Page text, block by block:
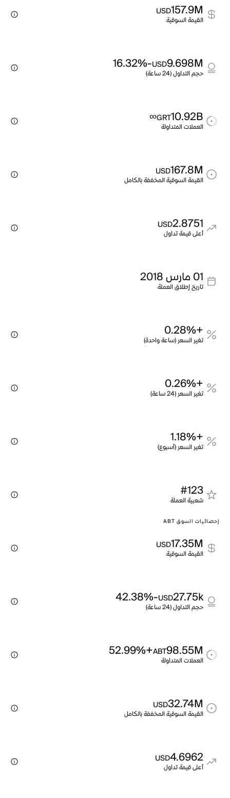
157.9M
USD
القيمة السوقية
9.698M
USD
-16.32%
حجم التداول (24 ساعة)
10.92B
GRT
∞
العملات المتداولة
167.8M
USD
القيمة السوقية المخففة بالكامل
2.8751
USD
أعلى قيمة تداول
01 مارس 2018
تاريخ إطلاق العملة
+0.28%
تغير السعر (ساعة واحدة)
+0.26%
تغير السعر (24 ساعة)
+1.18%
تغير السعر (أسبوع)
#123
شعبية العملة
إحصائيات السوق ABT
17.35M
USD
القيمة السوقية
27.75k
USD
-42.38%
حجم التداول (24 ساعة)
98.55M
ABT
+52.99%
العملات المتداولة
32.74M
USD
القيمة السوقية المخففة بالكامل
4.6962
USD
أعلى قيمة تداول